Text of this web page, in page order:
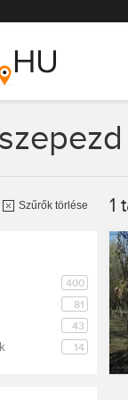
Szűrők törlése
400
81
43
14
1